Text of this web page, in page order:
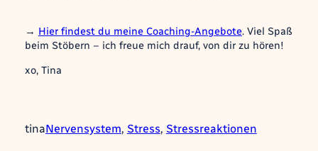
→ Hier findest du meine Coaching-Angebote. Viel Spaß
beim Stöbern – ich freue mich drauf, von dir zu hören!
xo, Tina
tinaNervensystem, Stress, Stressreaktionen